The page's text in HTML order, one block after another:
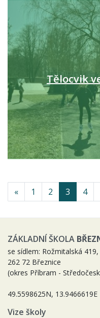
Tělocvik
« 1 2 3 4
ZÁKLADNÍ ŠKOLA
se sídlem: Rožmitalská 419,
262 72 Březnice
(okres Příbram -
49.5598625N, 13.9466619E
Vize školy